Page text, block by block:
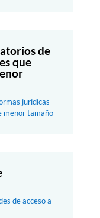
de
que
jurídicas
menor tamaño
de acceso a